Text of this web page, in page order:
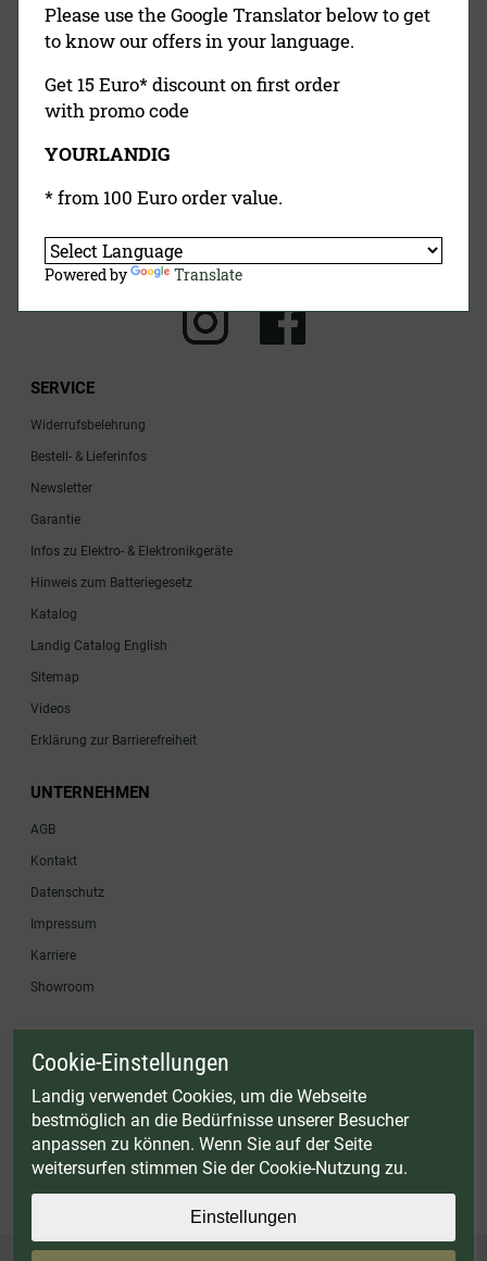
Jetzt Anmelden
SERVICE
Widerrufsbelehrung
Bestell- & Lieferinfos
Newsletter
Garantie
Infos zu Elektro- & Elektronikgeräte
Hinweis zum Batteriegesetz
Katalog
Landig Catalog English
Sitemap
Videos
Erklärung zur Barrierefreiheit
UNTERNEHMEN
AGB
Kontakt
Datenschutz
Impressum
Karriere
Showroom
* Gültig bis einschließlich 17.08.2026. Keine Barauszahlung möglich. Nicht mit
Zubehörartikel. Nicht einlösbar auf bereits rabattierte Sets.
© Landig 1982-2026 (44 Jahre Qualität)
Alle Preise inkl. gesetzl. Mehrwertsteuer, zuzüglich Versandkosten
Weitere Marken oder Shops der Landig + Lava GmbH & Co. KG: LAVA - Vakuumiergeräte
DRY AGER - Reifeschränke|VIESSMANN - Kühlzellen
Please use the Google Translator below to get
to know our offers in your language.
Get 15 Euro* discount on first order
with promo code
YOURLANDIG
* from 100 Euro order value.
Powered by Translate
Cookie-Einstellungen
Landig verwendet Cookies, um die Webseite
bestmöglich an die Bedürfnisse unserer Besucher
anpassen zu können. Wenn Sie auf der Seite
weitersurfen stimmen Sie der Cookie-Nutzung zu.
Einstellungen